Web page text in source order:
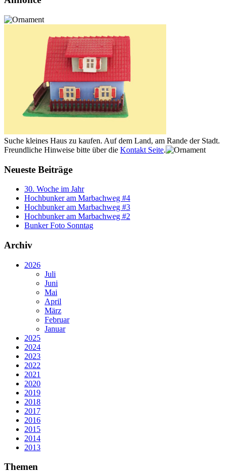
Suche kleines Haus zu kaufen. Auf dem Land, am Rande der Stadt.
Freundliche Hinweise bitte über die Kontakt Seite.
Neueste Beiträge
30. Woche im Jahr
Hochbunker am Marbachweg #4
Hochbunker am Marbachweg #3
Hochbunker am Marbachweg #2
Bunker Foto Sonntag
Archiv
2026
Juli
Juni
Mai
April
März
Februar
Januar
2025
2024
2023
2022
2021
2020
2019
2018
2017
2016
2015
2014
2013
Themen